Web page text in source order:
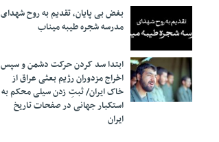
بغض بی پایان، تقدیم به روح شهدای
مدرسه شجره طیبه میناب
ابتدا سد کردن حرکت دشمن و سپس
اخراج مزدوران رژیم بعثی عراق از
خاک ایران/ ثبتِ زدن سیلی محکم به
استکبار جهانی در صفحات تاریخ
ایران